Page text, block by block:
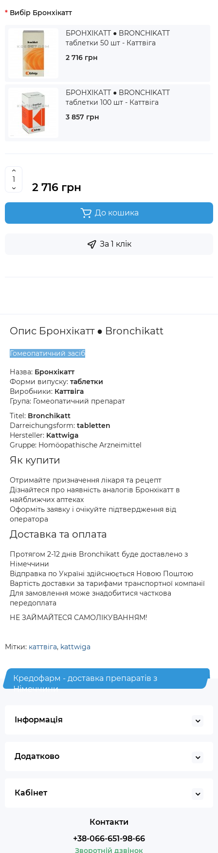
Вибір Бронхікатт
БРОНХІКАТТ ● BRONCHIKATT
таблетки 50 шт - Каттвіга
2 716 грн
БРОНХІКАТТ ● BRONCHIKATT
таблетки 100 шт - Каттвіга
3 857 грн
2 716 грн
До кошика
За 1 клік
Опис Бронхікатт ● Bronchikatt
Гомеопатичний засіб
Назва: Бронхікатт
Форми випуску: таблетки
Виробники: Каттвіга
Група: Гомеопатичний препарат
Titel: Bronchikatt
Darreichungsform: tabletten
Hersteller: Kattwiga
Gruppe: Homöopathische Arzneimittel
Як купити
Отримайте призначення лікаря та рецепт
Дізнайтеся про наявність аналогів Бронхікатт в
найближчих аптеках
Оформіть заявку і очікуйте підтвердження від
оператора
Доставка та оплата
Протягом 2-12 днів Bronchikatt буде доставлено з
Німеччини
Відправка по Україні здійснюється Новою Поштою
Вартість доставки за тарифами транспортної компанії
Для замовлення може знадобитися часткова
передоплата
НЕ ЗАЙМАЙТЕСЯ САМОЛІКУВАННЯМ!
Мітки: каттвіга, kattwiga
Кредофарм - доставка препаратів з
Німеччини
Інформація
Додатково
Кабінет
Контакти
+38-066-651-98-66
Зворотній дзвінок